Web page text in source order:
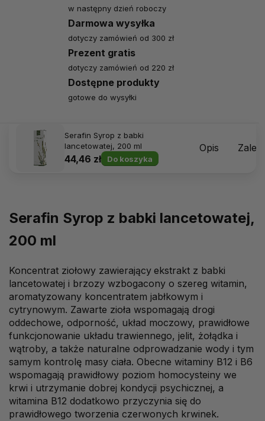
w następny dzień roboczy
Darmowa wysyłka
dotyczy zamówień od 300 zł
Prezent gratis
dotyczy zamówień od 220 zł
Dostępne produkty
gotowe do wysyłki
Serafin Syrop z babki
lancetowatej, 200 ml
44,46 zł Do koszyka
Opis
Serafin Syrop z babki lancetowatej,
200 ml
Koncentrat ziołowy zawierający ekstrakt z babki
lancetowatej i brzozy wzbogacony o szereg witamin,
aromatyzowany koncentratem jabłkowym i
cytrynowym. Zawarte zioła wspomagają drogi
oddechowe, odporność, układ moczowy, prawidłowe
funkcjonowanie układu trawiennego, jelit, żołądka i
wątroby, a także naturalne odprowadzanie wody i tym
samym kontrolę masy ciała. Obecne witaminy B12 i B6
wspomagają prawidłowy poziom homocysteiny we
krwi i utrzymanie dobrej kondycji psychicznej, a
witamina B12 dodatkowo przyczynia się do
prawidłowego tworzenia czerwonych krwinek.